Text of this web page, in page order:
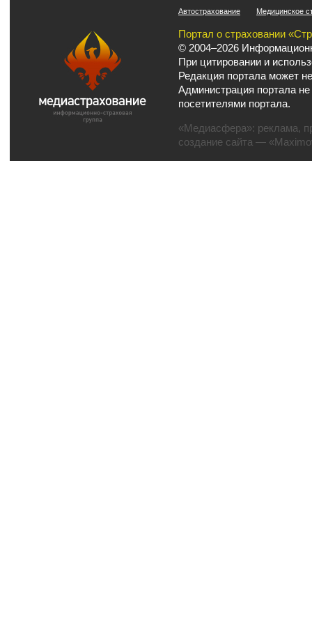
Автострахование Медицинское
Портал о страховании
© 2004–2026
При цитировании и
Редакция портала может
Администрация портала
посетителями портала.
«Медиасфера»: реклама,
создание сайта —